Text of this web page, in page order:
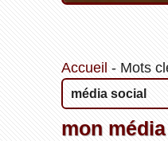
Accueil - Mots
média social
mon